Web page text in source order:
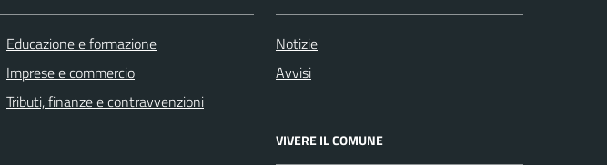
Educazione e formazione
Imprese e commercio
Tributi, finanze e contravvenzioni
Notizie
Avvisi
VIVERE IL COMUNE